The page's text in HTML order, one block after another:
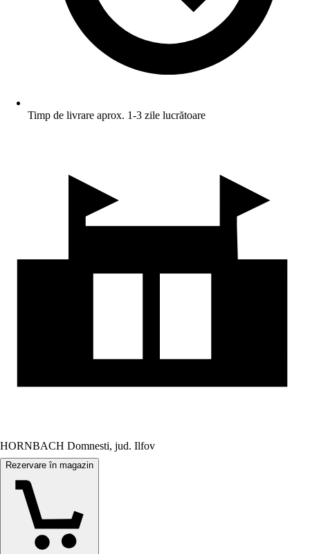
Timp de livrare aprox. 1-3 zile lucrătoare
HORNBACH Domnesti, jud. Ilfov
Rezervare în magazin